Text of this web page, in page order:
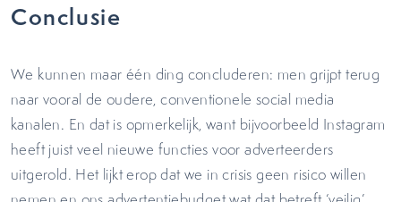
Conclusie
We kunnen maar één ding concluderen: men grijpt terug
naar vooral de oudere, conventionele social media
kanalen. En dat is opmerkelijk, want bijvoorbeeld Instagram
heeft juist veel nieuwe functies voor adverteerders
uitgerold. Het lijkt erop dat we in crisis geen risico willen